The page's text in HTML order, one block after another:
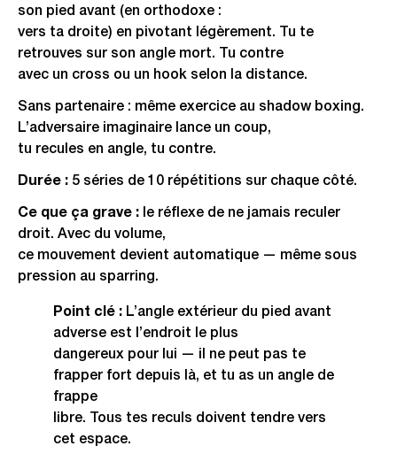
son pied avant (en orthodoxe :
vers ta droite) en pivotant légèrement. Tu te
retrouves sur son angle mort. Tu contre
avec un cross ou un hook selon la distance.
Sans partenaire : même exercice au shadow boxing.
L’adversaire imaginaire lance un coup,
tu recules en angle, tu contre.
Durée : 5 séries de 10 répétitions sur chaque côté.
Ce que ça grave : le réflexe de ne jamais reculer
droit. Avec du volume,
ce mouvement devient automatique — même sous
pression au sparring.
Point clé : L’angle extérieur du pied avant
adverse est l’endroit le plus
dangereux pour lui — il ne peut pas te
frapper fort depuis là, et tu as un angle de
frappe
libre. Tous tes reculs doivent tendre vers
cet espace.